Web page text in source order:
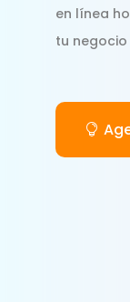
en línea
tu